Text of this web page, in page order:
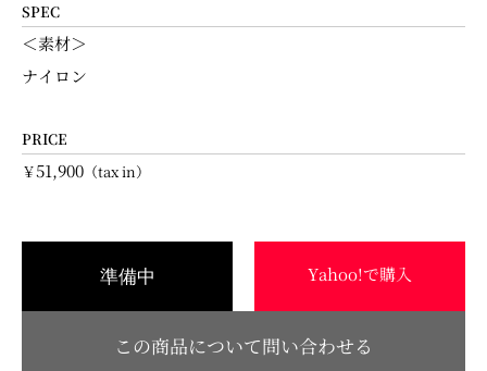
SPEC
＜素材＞
ナイロン
PRICE
￥51,900 （tax in）
準備中 Yahoo!で購入
この商品について問い合わせる